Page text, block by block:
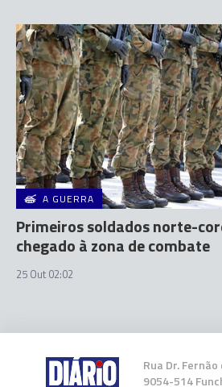
A GUERRA
Primeiros soldados norte-
chegado à zona de combate
25 Out 02:02
Rua Dr.
9054-514